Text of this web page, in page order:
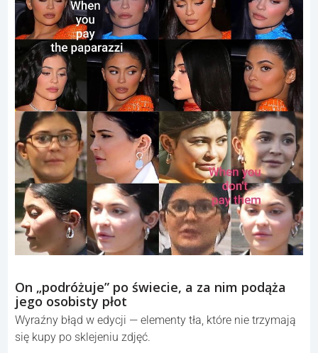
On „podróżuje” po świecie, a za nim podąża
jego osobisty płot
Wyraźny błąd w edycji — elementy tła, które nie trzymają
się kupy po sklejeniu zdjęć.